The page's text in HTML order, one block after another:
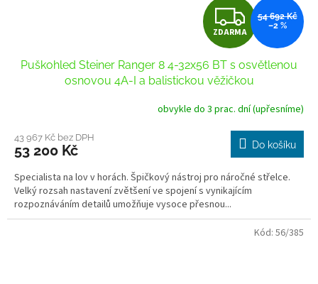
Z
D
A
R
M
A
ZDARMA
54 692 Kč
–2 %
Puškohled Steiner Ranger 8 4-32x56 BT s osvětlenou
osnovou 4A-I a balistickou věžičkou
produktu
je
z
5
hvězdiček.
obvykle do 3 prac. dní (upřesníme)
43 967 Kč bez DPH
53 200 Kč Do košíku
Specialista na lov v horách. Špičkový nástroj pro náročné střelce.
Velký rozsah nastavení zvětšení ve spojení s vynikajícím
rozpoznáváním detailů umožňuje vysoce přesnou...
Kód: 56/385